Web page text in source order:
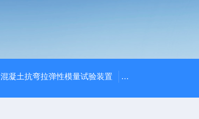
混凝土抗弯拉弹性模量试验装置 混凝土塌落度试验仪